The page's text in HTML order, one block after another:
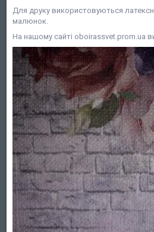
Для друку використовуються
малюнок.
На нашому сайті oboirassvet.prom.ua